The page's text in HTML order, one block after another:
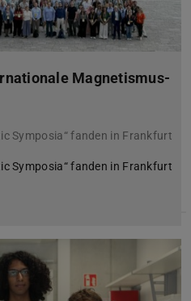
Magnetismus-
Symposia“ fanden in Frankfurt
Symposia“ fanden in Frankfurt